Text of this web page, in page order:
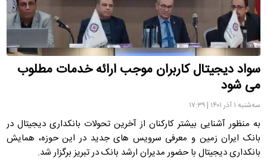
سواد دیجیتال کاربران موجب ارائه خدمات مطلوب
می شود
سه‌شنبه ۱ آذر ۱۴۰۱ | ۱۷:۳۹
به منظور آشنایی بیشتر کارکنان از آخرین تحولات بانکداری دیجیتال در
بانک ایران زمین و معرفی سرویس های جدید در این حوزه، همایش
بانکداری دیجیتال با حضور مدیران ارشد بانک در تبریز برگزار شد.